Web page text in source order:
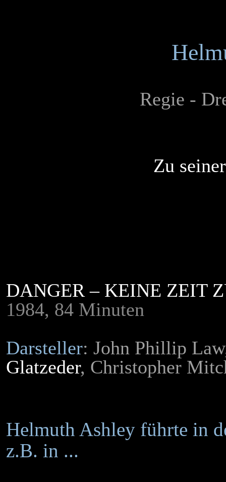
Regie -
Zu
DANGER – KEINE ZEIT
1984, 84 Minuten
Darsteller: John Phillip
Glatzeder, Christopher
Helmuth Ashley führte in
z.B. in ...